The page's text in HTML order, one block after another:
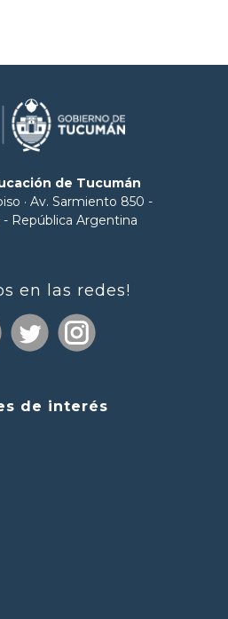
de Tucumán
· Av. Sarmiento 850 -
República Argentina
en las redes!
de interés